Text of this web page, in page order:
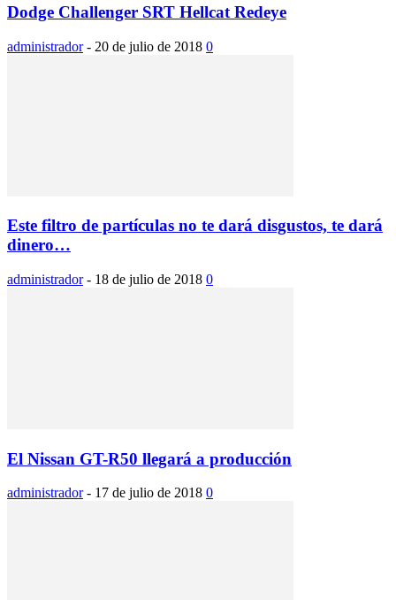
Dodge Challenger SRT Hellcat Redeye
administrador - 20 de julio de 2018 0
Este filtro de partículas no te dará disgustos, te dará
dinero…
administrador - 18 de julio de 2018 0
El Nissan GT-R50 llegará a producción
administrador - 17 de julio de 2018 0